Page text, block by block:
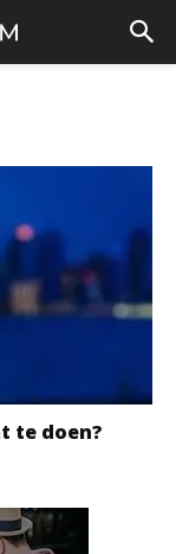
te doen?